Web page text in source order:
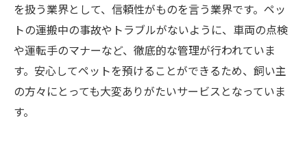
を扱う業界として、信頼性がものを言う業界です。ペッ
トの運搬中の事故やトラブルがないように、車両の点検
や運転手のマナーなど、徹底的な管理が行われていま
す。安心してペットを預けることができるため、飼い主
の方々にとっても大変ありがたいサービスとなっていま
す。